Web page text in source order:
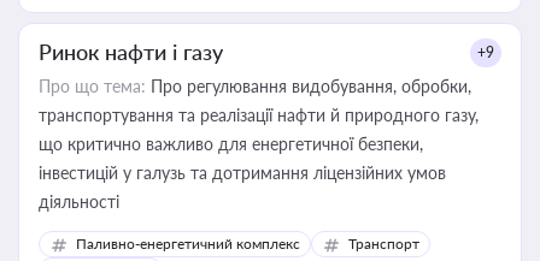
Ринок нафти і газу +9
Про що тема: Про регулювання видобування, обробки,
транспортування та реалізації нафти й природного газу,
що критично важливо для енергетичної безпеки,
інвестицій у галузь та дотримання ліцензійних умов
діяльності
Паливно-енергетичний комплекс
Транспорт